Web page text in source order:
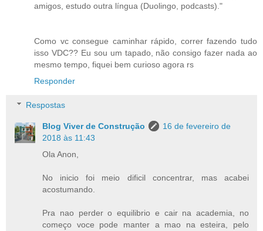
amigos, estudo outra língua (Duolingo, podcasts)."
Como vc consegue caminhar rápido, correr fazendo tudo
isso VDC?? Eu sou um tapado, não consigo fazer nada ao
mesmo tempo, fiquei bem curioso agora rs
Responder
Respostas
Blog Viver de Construção
16 de fevereiro de
2018 às 11:43
Ola Anon,
No inicio foi meio dificil concentrar, mas acabei
acostumando.
Pra nao perder o equilibrio e cair na academia, no
começo voce pode manter a mao na esteira, pelo